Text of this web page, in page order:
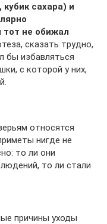
сахара) и
тот не обижал
сказать трудно,
бы избавляться
с которой у них,
относятся
нигде не
то ли они
то ли стали
причины уходы